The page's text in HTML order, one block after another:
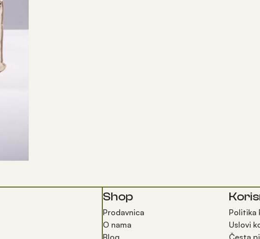
Shop
Prodavnica
O nama
Blog
Politika
Uslovi
Česta